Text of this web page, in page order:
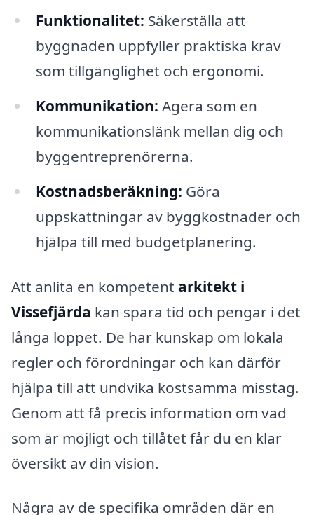
Funktionalitet: Säkerställa att
byggnaden uppfyller praktiska krav
som tillgänglighet och ergonomi.
Kommunikation: Agera som en
kommunikationslänk mellan dig och
byggentreprenörerna.
Kostnadsberäkning: Göra
uppskattningar av byggkostnader och
hjälpa till med budgetplanering.
Att anlita en kompetent arkitekt i
Vissefjärda kan spara tid och pengar i det
långa loppet. De har kunskap om lokala
regler och förordningar och kan därför
hjälpa till att undvika kostsamma misstag.
Genom att få precis information om vad
som är möjligt och tillåtet får du en klar
översikt av din vision.
Några av de specifika områden där en